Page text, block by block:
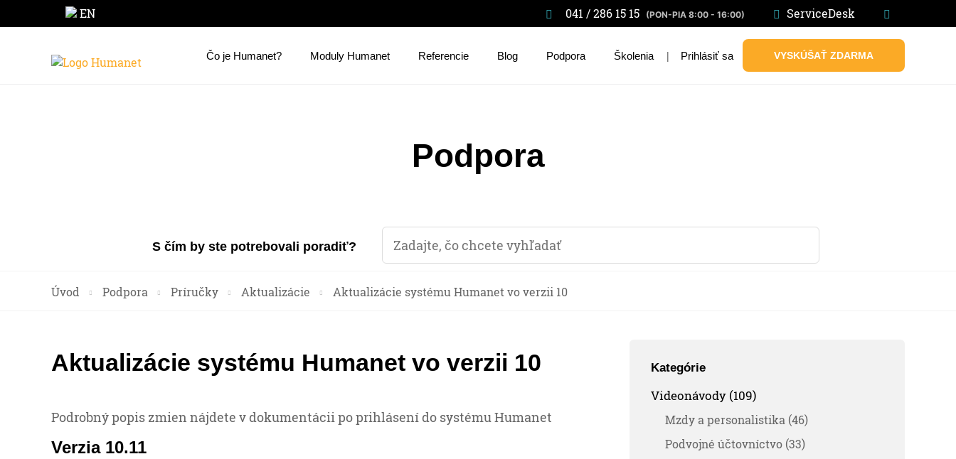
EN 041 / 286 15 15 (PON-PIA 8:00 - 16:00) ServiceDesk
Čo je Humanet? Moduly Humanet Referencie Blog Podpora Školenia | Prihlásiť sa VYSKÚŠAŤ ZDARMA
Podpora
S čím by ste potrebovali poradiť?
Úvod Podpora Príručky Aktualizácie Aktualizácie systému Humanet vo verzii 10
Aktualizácie systému Humanet vo verzii 10
Podrobný popis zmien nájdete v dokumentácii po prihlásení do systému Humanet
Verzia 10.11
Kategórie
Videonávody (109)
Mzdy a personalistika (46)
Podvojné účtovníctvo (33)